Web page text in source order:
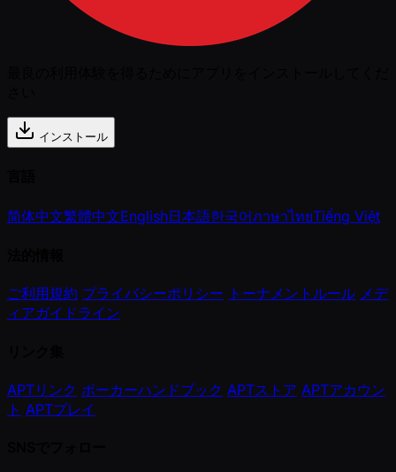
インストール
简体中文繁體中文English日本語한국어ภาษาไทยTiếng Việt
ご利用規約 プライバシーポリシー トーナメントルール メデ
ィアガイドライン
APTリンク ポーカーハンドブック APTストア APTアカウン
ト APTプレイ